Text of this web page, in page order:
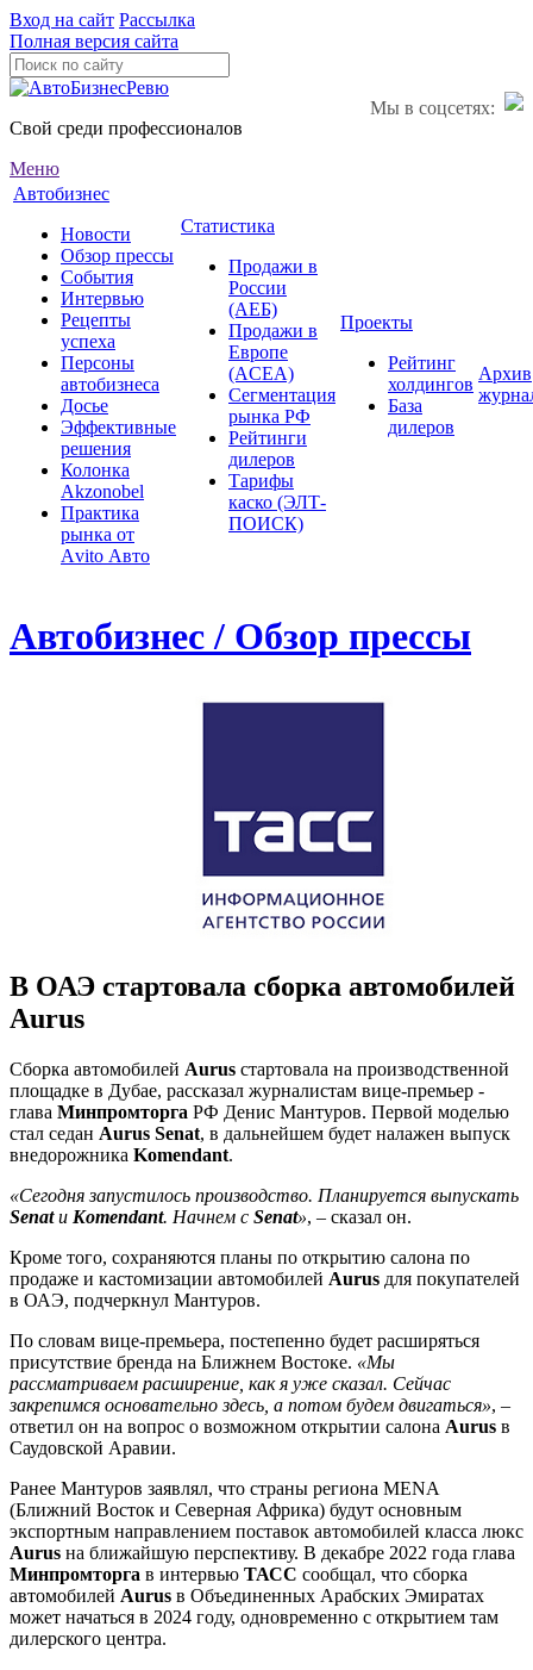
Вход на сайт Рассылка
Полная версия сайта
Мы в соцсетях:
Свой среди профессионалов
Меню
Автобизнес
Новости
Обзор прессы
События
Интервью
Рецепты
успеха
Персоны
автобизнеса
Досье
Эффективные
решения
Колонка
Akzonobel
Практика
рынка от
Аvito Авто
Статистика
Продажи в
России
(АЕБ)
Продажи в
Европе
(ACEA)
Сегментация
рынка РФ
Рейтинги
дилеров
Тарифы
каско (ЭЛТ-
ПОИСК)
Проекты
Рейтинг
холдингов
База
дилеров
Архив
Автобизнес / Обзор прессы
В ОАЭ стартовала сборка автомобилей
Aurus
Сборка автомобилей Aurus стартовала на производственной
площадке в Дубае, рассказал журналистам вице-премьер -
глава Минпромторга РФ Денис Мантуров. Первой моделью
стал седан Aurus Senat, в дальнейшем будет налажен выпуск
внедорожника Komendant.
«Сегодня запустилось производство. Планируется выпускать
Senatи Komendant. Начнем с Senat», – сказал он.
Кроме того, сохраняются планы по открытию салона по
продаже и кастомизации автомобилей Aurus для покупателей
в ОАЭ, подчеркнул Мантуров.
По словам вице-премьера, постепенно будет расширяться
присутствие бренда на Ближнем Востоке. «Мы
рассматриваем расширение, как я уже сказал. Сейчас
закрепимся основательно здесь, а потом будем двигаться», –
ответил он на вопрос о возможном открытии салона Aurus в
Саудовской Аравии.
Ранее Мантуров заявлял, что страны региона MENA
(Ближний Восток и Северная Африка) будут основным
экспортным направлением поставок автомобилей класса люкс
Aurus на ближайшую перспективу. В декабре 2022 года глава
Минпромторга в интервью ТАСС сообщал, что сборка
автомобилей Aurus в Объединенных Арабских Эмиратах
может начаться в 2024 году, одновременно с открытием там
дилерского центра.